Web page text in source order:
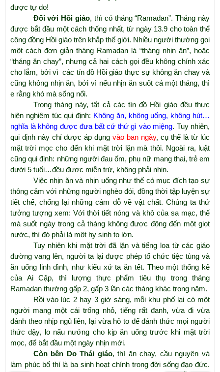
được tự do!
Đối với Hồi giáo, thì có tháng “Ramadan”. Tháng này
được bắt đầu một cách thống nhất, từ ngày 13.9 cho toàn thể
cộng đồng Hồi giáo trên khắp thế giới. Nhiều người thường gọi
một cách đơn giản tháng Ramadan là “tháng nhịn ăn”, hoặc
“tháng ăn chay”, nhưng cả hai cách gọi đều không chính xác
cho lắm, bởi vì các tín đồ Hồi giáo thực sự không ăn chay và
cũng không nhịn ăn, bởi vì nếu nhịn ăn suốt cả một tháng, thì
e rằng khó mà sống nổi.
Trong tháng này, tất cả các tín đồ Hồi giáo đều thực
hiện nghiêm túc qui định: Không ăn, không uống, không hút…
nghĩa là không được đưa bất cứ thứ gì vào miệng. Tuy nhiên,
qui định này chỉ được áp dụng vào ban ngày, cụ thể là từ lúc
mặt trời mọc cho đến khi mặt trời lặn mà thôi. Ngoài ra, luật
cũng qui định: những người đau ốm, phụ nữ mang thai, trẻ em
dưới 5 tuổi…đều được miễn trừ, không phải nhịn.
Việc nhịn ăn và nhịn uống như thế có mục đích tạo sự
thông cảm với những người nghèo đói, đồng thời tập luyện sự
tiết chế, chống lại những cám dỗ về vật chất. Chúng ta thử
tưởng tượng xem: Với thời tiết nóng và khô của sa mạc, thế
mà suốt ngày trong cả tháng không được động đến một giọt
nước, thì đó phải là một hy sinh to lớn.
Tuy nhiên khi mặt trời đã lặn và tiếng loa từ các giáo
đường vang lên, người ta lại được phép tổ chức tiệc tùng và
ăn uống linh đình, như kiểu xứ ta ăn tết. Theo một thống kê
của Ai Cập, thì lượng thực phẩm tiêu thụ trong tháng
Ramadan thường gấp 2, gấp 3 lần các tháng khác trong năm.
Rồi vào lúc 2 hay 3 giờ sáng, mỗi khu phố lại có một
người mang một cái trống nhỏ, tiếng rất đanh, vừa đi vừa
đánh theo nhịp ngũ liên, lại vừa hô to để đánh thức mọi người
thức dậy, lo nấu nướng cho kịp ăn uống trước khi mặt trời
mọc, để bắt đầu một ngày nhịn mới.
Còn bên Do Thái giáo, thì ăn chay, cầu nguyện và
làm phúc bố thí là ba sinh hoạt chính trong đời sống đạo đức.